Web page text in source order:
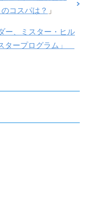
コスパは？ 」
ー、ミスター・ヒル
タープログラム」